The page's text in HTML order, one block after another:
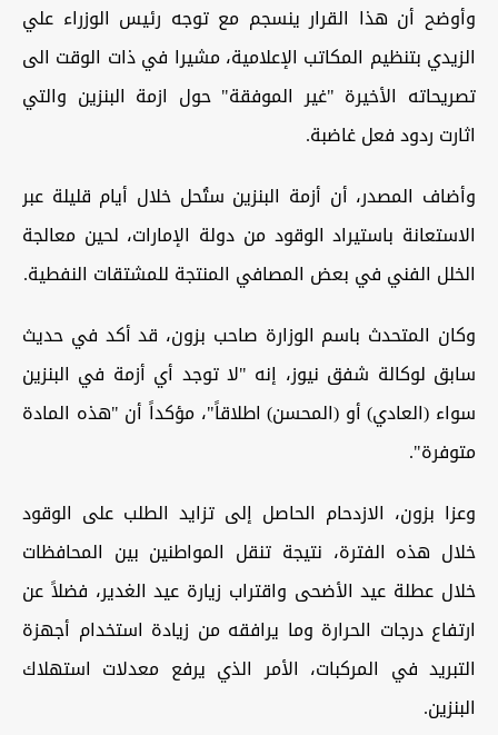
وأوضح أن هذا القرار ينسجم مع توجه رئيس الوزراء علي
الزيدي بتنظيم المكاتب الإعلامية، مشيرا في ذات الوقت الى
تصريحاته الأخيرة "غير الموفقة" حول ازمة البنزين والتي
اثارت ردود فعل غاضبة.
وأضاف المصدر، أن أزمة البنزين ستُحل خلال أيام قليلة عبر
الاستعانة باستيراد الوقود من دولة الإمارات، لحين معالجة
الخلل الفني في بعض المصافي المنتجة للمشتقات النفطية.
وكان المتحدث باسم الوزارة صاحب بزون، قد أكد في حديث
سابق لوكالة شفق نيوز، إنه "لا توجد أي أزمة في البنزين
سواء (العادي) أو (المحسن) اطلاقاً"، مؤكداً أن "هذه المادة
متوفرة".
وعزا بزون، الازدحام الحاصل إلى تزايد الطلب على الوقود
خلال هذه الفترة، نتيجة تنقل المواطنين بين المحافظات
خلال عطلة عيد الأضحى واقتراب زيارة عيد الغدير، فضلاً عن
ارتفاع درجات الحرارة وما يرافقه من زيادة استخدام أجهزة
التبريد في المركبات، الأمر الذي يرفع معدلات استهلاك
البنزين.